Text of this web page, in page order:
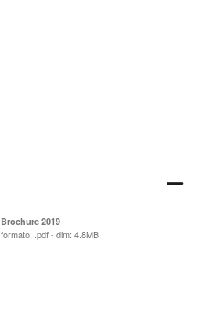
Brochure 2019
formato: .pdf - dim: 4.8MB